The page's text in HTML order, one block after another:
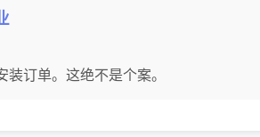
订单。这绝不是个案。